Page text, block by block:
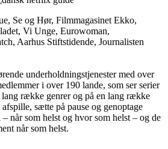
Se og Hør, Filmmagasinet Ekko,
Vi Unge, Eurowoman,
Aarhus Stiftstidende, Journalisten
underholdningstjenester med over
i over 190 lande, som ser serier
række genrer og på en lang række
sætte på pause og genoptage
når som helst og hvor som helst – og de
når som helst.